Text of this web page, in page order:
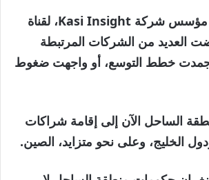
وقال يانيك ليفانغ، مؤسس شركة Kasi Insight، لقناة
العديد من الشركات المرتبطة
جمدت خطط التوسع، أو واجهت ضغوط
الساحل الآن إلى إقامة شراكات
الخليج، وعلى نحو متزايد، الصين.